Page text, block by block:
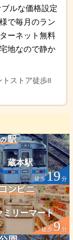
ルな価格設定
で毎月のラン
ーネット無料
地なので静か
ストア徒歩8
蔵本駅
徒歩19分
ミリーマート
徒歩9分